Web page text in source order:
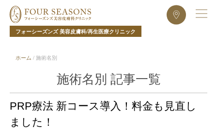
フォーシーズンズ 美容皮膚科/再生医療クリニック
ホーム /施術名別
施術名別 記事一覧
PRP療法 新コース導入！料金も見直し
ました！